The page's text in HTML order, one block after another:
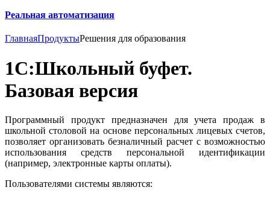
Реальная автоматизация
ГлавнаяПродуктыРешения для образования
1С:Школьный буфет.
Базовая версия
Программный продукт предназначен для учета продаж в
школьной столовой на основе персональных лицевых счетов,
позволяет организовать безналичный расчет с возможностью
использования средств персональной идентификации
(например, электронные карты оплаты).
Пользователями системы являются: